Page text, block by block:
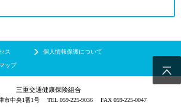
ス 個人情報保護について
ップ
三重交通健康保険組合
市中央1番1号 TEL 059-225-9036 FAX 059-225-0047